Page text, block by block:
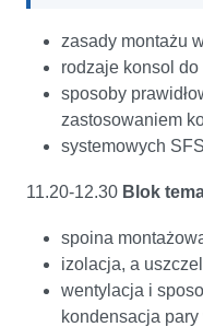
zasady montażu
rodzaje konsol
sposoby
zastosowaniem
systemowych
11.20-12.30 Blok
spoina
izolacja, a
wentylacja i
kondensacja pary